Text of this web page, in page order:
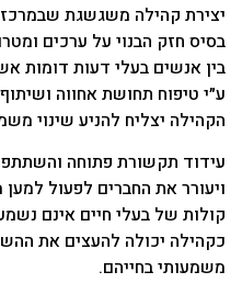
יצירת קהילה משגשגת
בסיס חזק הבנוי על ערכים
בין אנשים בעלי דעות דומות
ע״י טיפוח תחושת אחווה
הקהילה יצליח להניע שינוי
עידוד תקשורת פתוחה
ויעורר את החברים לפעול
קולות של בעלי חיים אינם
כקהילה יכולה להעצים את
משמעותי בחייהם.